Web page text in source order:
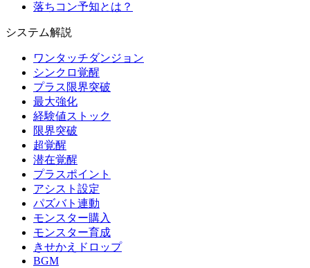
落ちコン予知とは？
システム解説
ワンタッチダンジョン
シンクロ覚醒
プラス限界突破
最大強化
経験値ストック
限界突破
超覚醒
潜在覚醒
プラスポイント
アシスト設定
パズバト連動
モンスター購入
モンスター育成
きせかえドロップ
BGM